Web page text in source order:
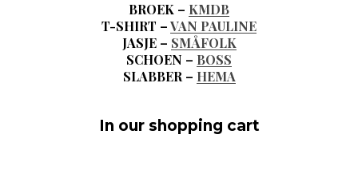
BROEK – KMDB
T-SHIRT –VAN PAULINE
JASJE – SMÅFOLK
SCHOEN – BOSS
SLABBER – HEMA
In our shopping cart